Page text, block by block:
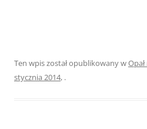
Ten wpis został opublikowany w
stycznia 2014, .